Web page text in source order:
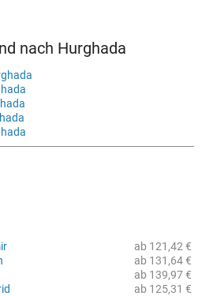
nach Hurghada
ab 121,42 €
ab 131,64 €
ab 139,97 €
ab 125,31 €